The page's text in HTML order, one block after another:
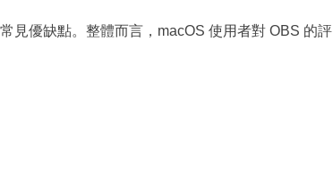
見優缺點。整體而言，macOS 使用者對 OBS 的評